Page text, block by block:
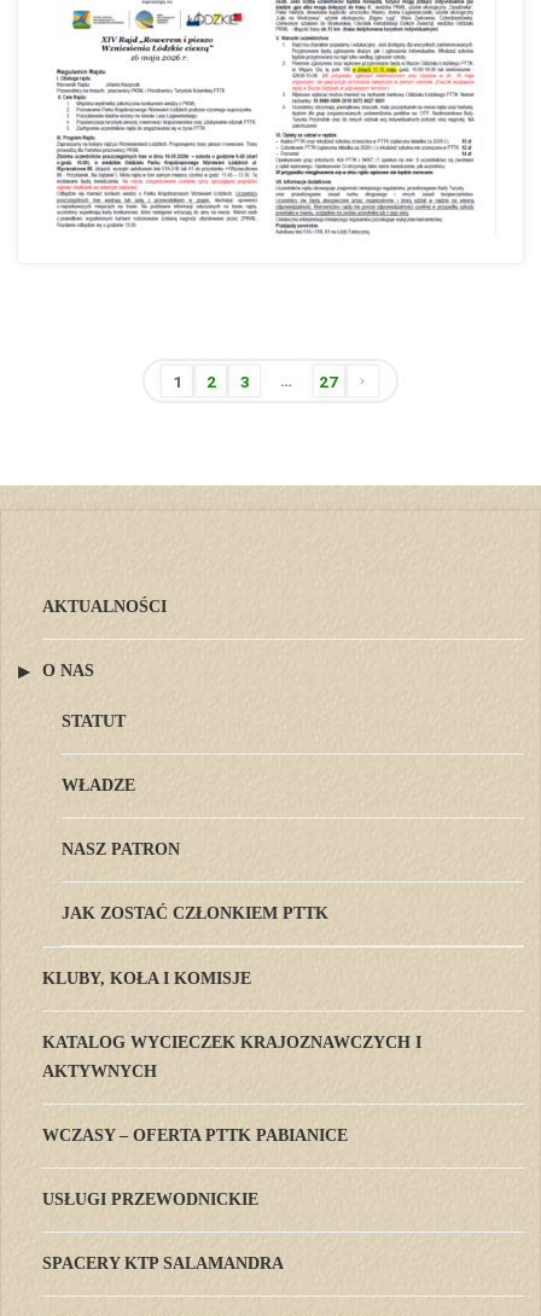
wpisów
1 2 3 … 27
AKTUALNOŚCI
O NAS
STATUT
WŁADZE
NASZ PATRON
JAK ZOSTAĆ CZŁONKIEM PTTK
KLUBY, KOŁA I KOMISJE
KATALOG WYCIECZEK KRAJOZNAWCZYCH I
AKTYWNYCH
WCZASY – OFERTA PTTK PABIANICE
USŁUGI PRZEWODNICKIE
SPACERY KTP SALAMANDRA